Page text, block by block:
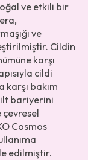
ve etkili bir
ve
Cildin
karşı
cildi
bakım
bariyerini
Cosmos
edilmiştir.